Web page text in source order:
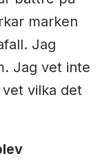
marken
Jag
Jag vet inte
vilka det